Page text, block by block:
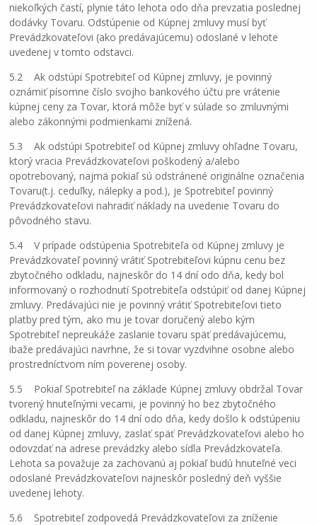
niekoľkých častí, plynie táto lehota odo dňa prevzatia poslednej
dodávky Tovaru. Odstúpenie od Kúpnej zmluvy musí byť
Prevádzkovateľovi (ako predávajúcemu) odoslané v lehote
uvedenej v tomto odstavci.
5.2 Ak odstúpi Spotrebiteľ od Kúpnej zmluvy, je povinný
oznámiť písomne číslo svojho bankového účtu pre vrátenie
kúpnej ceny za Tovar, ktorá môže byť v súlade so zmluvnými
alebo zákonnými podmienkami znížená.
5.3 Ak odstúpi Spotrebiteľ od Kúpnej zmluvy ohľadne Tovaru,
ktorý vracia Prevádzkovateľovi poškodený a/alebo
opotrebovaný, najmä pokiaľ sú odstránené originálne označenia
Tovaru(t.j. ceduľky, nálepky a pod.), je Spotrebiteľ povinný
Prevádzkovateľovi nahradiť náklady na uvedenie Tovaru do
pôvodného stavu.
5.4 V prípade odstúpenia Spotrebiteľa od Kúpnej zmluvy je
Prevádzkovateľ povinný vrátiť Spotrebiteľovi kúpnu cenu bez
zbytočného odkladu, najneskôr do 14 dní odo dňa, kedy bol
informovaný o rozhodnutí Spotrebiteľa odstúpiť od danej Kúpnej
zmluvy. Predávajúci nie je povinný vrátiť Spotrebiteľovi tieto
platby pred tým, ako mu je tovar doručený alebo kým
Spotrebiteľ nepreukáže zaslanie tovaru späť predávajúcemu,
ibaže predávajúci navrhne, že si tovar vyzdvihne osobne alebo
prostredníctvom ním poverenej osoby.
5.5 Pokiaľ Spotrebiteľ na základe Kúpnej zmluvy obdržal Tovar
tvorený hnuteľnými vecami, je povinný ho bez zbytočného
odkladu, najneskôr do 14 dní odo dňa, kedy došlo k odstúpeniu
od danej Kúpnej zmluvy, zaslať späť Prevádzkovateľovi alebo ho
odovzdať na adrese prevádzky alebo sídla Prevádzkovateľa.
Lehota sa považuje za zachovanú aj pokiaľ budú hnuteľné veci
odoslané Prevádzkovateľovi najneskôr posledný deň vyššie
uvedenej lehoty.
5.6 Spotrebiteľ zodpovedá Prevádzkovateľovi za zníženie